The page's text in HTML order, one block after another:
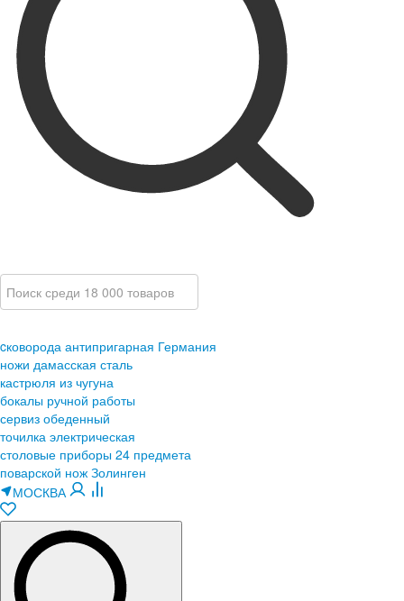
cковорода антипригарная Германия
ножи дамасская сталь
кастрюля из чугуна
бокалы ручной работы
сервиз обеденный
точилка электрическая
столовые приборы 24 предмета
поварской нож Золинген
МОСКВА